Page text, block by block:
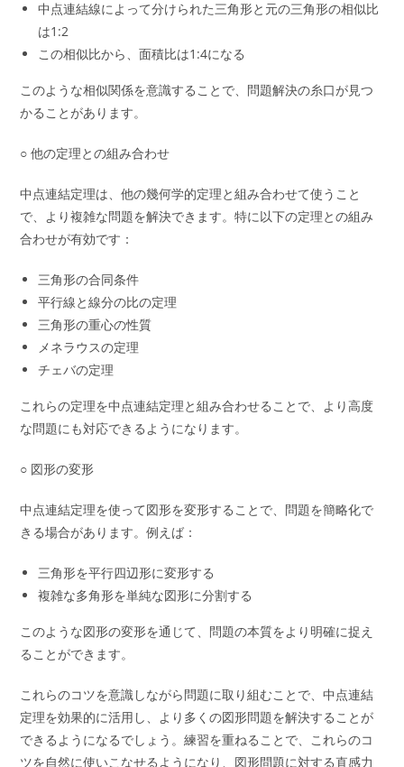
中点連結線によって分けられた三角形と元の三角形の相似比
は1:2
この相似比から、面積比は1:4になる
このような相似関係を意識することで、問題解決の糸口が見つ
かることがあります。
○ 他の定理との組み合わせ
中点連結定理は、他の幾何学的定理と組み合わせて使うこと
で、より複雑な問題を解決できます。特に以下の定理との組み
合わせが有効です：
三角形の合同条件
平行線と線分の比の定理
三角形の重心の性質
メネラウスの定理
チェバの定理
これらの定理を中点連結定理と組み合わせることで、より高度
な問題にも対応できるようになります。
○ 図形の変形
中点連結定理を使って図形を変形することで、問題を簡略化で
きる場合があります。例えば：
三角形を平行四辺形に変形する
複雑な多角形を単純な図形に分割する
このような図形の変形を通じて、問題の本質をより明確に捉え
ることができます。
これらのコツを意識しながら問題に取り組むことで、中点連結
定理を効果的に活用し、より多くの図形問題を解決することが
できるようになるでしょう。練習を重ねることで、これらのコ
ツを自然に使いこなせるようになり、図形問題に対する直感力